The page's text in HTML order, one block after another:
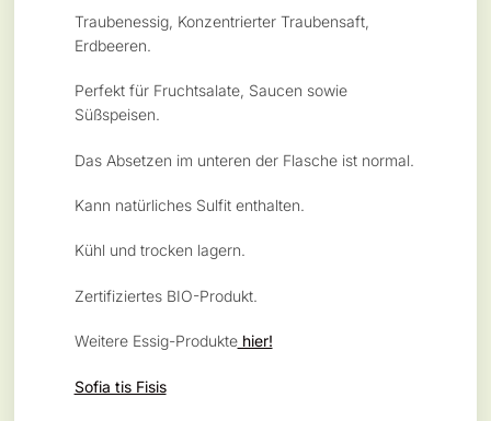
Traubenessig, Konzentrierter Traubensaft,
Erdbeeren.
Perfekt für Fruchtsalate, Saucen sowie
Süßspeisen.
Das Absetzen im unteren der Flasche ist normal.
Kann natürliches Sulfit enthalten.
Kühl und trocken lagern.
Zertifiziertes BIO-Produkt.
Weitere Essig-Produktehier!
Sofia tis Fisis